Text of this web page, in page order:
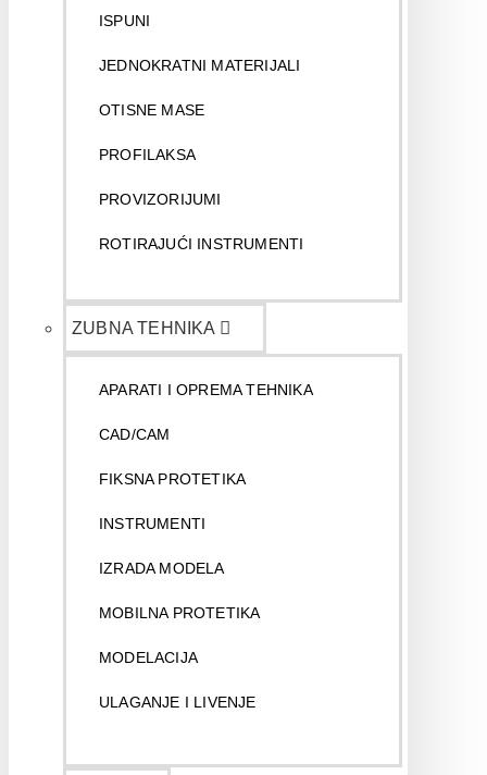
ISPUNI
JEDNOKRATNI MATERIJALI
OTISNE MASE
PROFILAKSA
PROVIZORIJUMI
ROTIRAJUĆI INSTRUMENTI
ZUBNA TEHNIKA
APARATI I OPREMA TEHNIKA
CAD/CAM
FIKSNA PROTETIKA
INSTRUMENTI
IZRADA MODELA
MOBILNA PROTETIKA
MODELACIJA
ULAGANJE I LIVENJE